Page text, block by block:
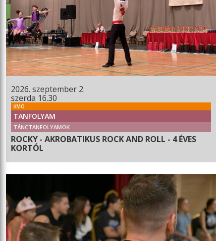
2026. szeptember 2.
szerda 16.30
KMO
TANFOLYAM
TÁNCTANFOLYAMOK
ROCKY - AKROBATIKUS ROCK AND ROLL - 4 ÉVES
KORTÓL